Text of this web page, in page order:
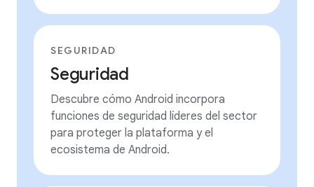
SEGURIDAD
Seguridad
Descubre cómo Android incorpora
funciones de seguridad líderes del sector
para proteger la plataforma y el
ecosistema de Android.